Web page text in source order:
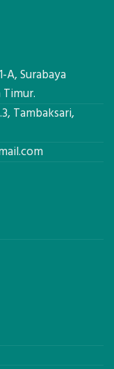
A, Surabaya
Tambaksari,